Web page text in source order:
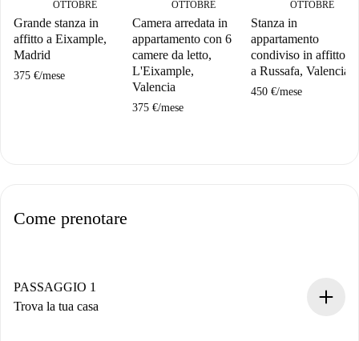
OTTOBRE
Grande stanza in
affitto a Eixample,
Madrid
375 €/mese
OTTOBRE
Camera arredata in
appartamento con 6
camere da letto,
L'Eixample,
Valencia
375 €/mese
OTTOBRE
Stanza in
appartamento
condiviso in affitto
a Russafa, Valencia
450 €/mese
Come prenotare
PASSAGGIO 1
Trova la tua casa